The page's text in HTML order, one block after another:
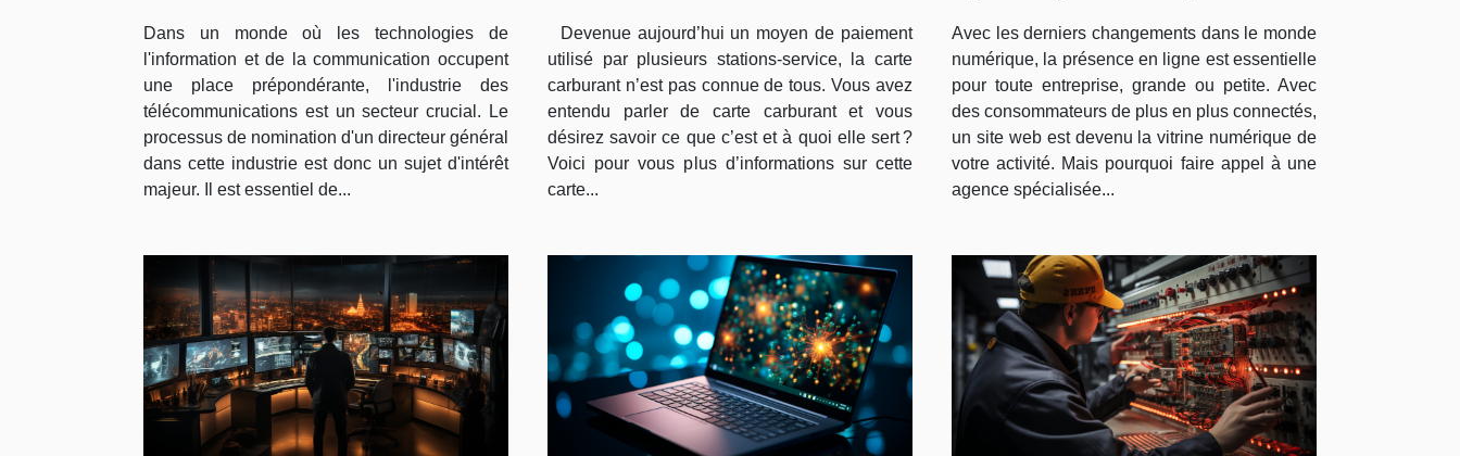
télécommunications
Dans un monde où les technologies de
l'information et de la communication occupent
une place prépondérante, l'industrie des
télécommunications est un secteur crucial. Le
processus de nomination d'un directeur général
dans cette industrie est donc un sujet d'intérêt
majeur. Il est essentiel de...
Devenue aujourd’hui un moyen de paiement
utilisé par plusieurs stations-service, la carte
carburant n’est pas connue de tous. Vous avez
entendu parler de carte carburant et vous
désirez savoir ce que c’est et à quoi elle sert ?
Voici pour vous plus d’informations sur cette
carte...
Avec les derniers changements dans le monde
numérique, la présence en ligne est essentielle
pour toute entreprise, grande ou petite. Avec
des consommateurs de plus en plus connectés,
un site web est devenu la vitrine numérique de
votre activité. Mais pourquoi faire appel à une
agence spécialisée...